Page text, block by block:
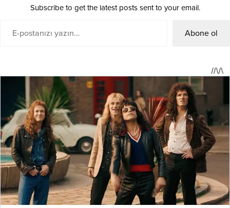
Subscribe to get the latest posts sent to your email.
Abone ol